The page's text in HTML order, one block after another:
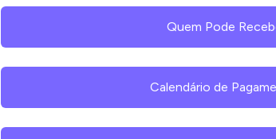
Quem Pode
Calendário de